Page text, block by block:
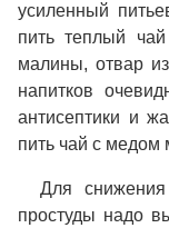
усиленный
пить теплый
малины, отвар
напитков
антисептики и
пить чай с медом
Для
простуды надо